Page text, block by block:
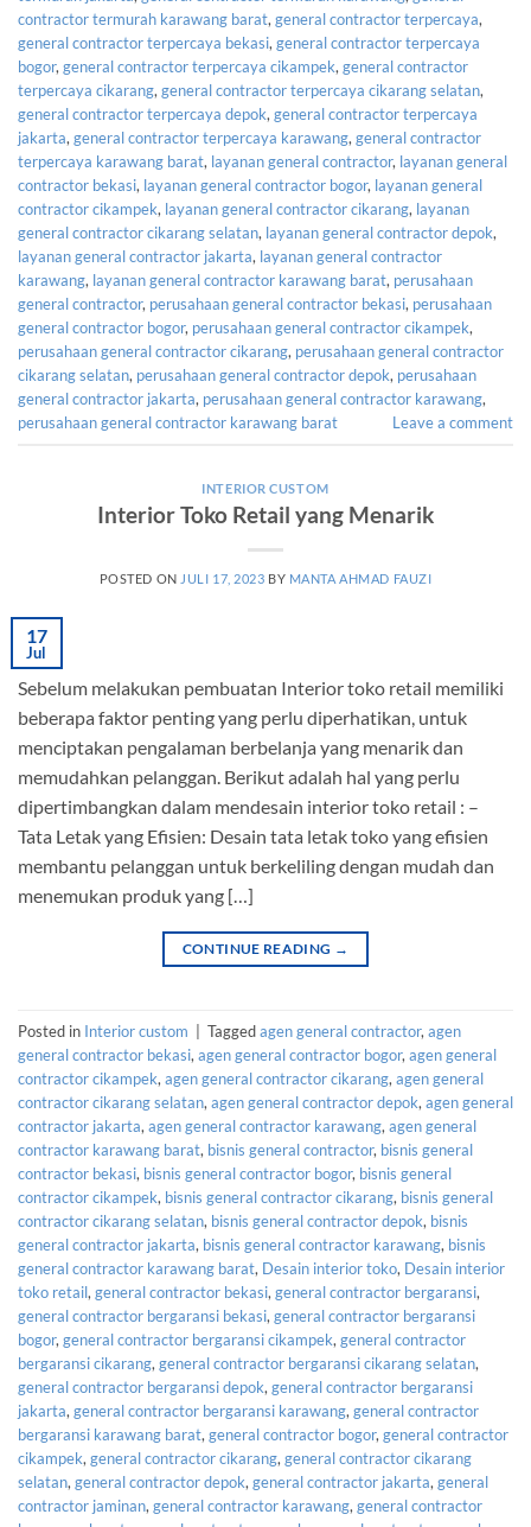
contractor termurah karawang barat, general contractor terpercaya,
general contractor terpercaya bekasi, general contractor terpercaya
bogor, general contractor terpercaya cikampek, general contractor
terpercaya cikarang, general contractor terpercaya cikarang selatan,
general contractor terpercaya depok, general contractor terpercaya
jakarta, general contractor terpercaya karawang, general contractor
terpercaya karawang barat, layanan general contractor, layanan general
contractor bekasi, layanan general contractor bogor, layanan general
contractor cikampek, layanan general contractor cikarang, layanan
general contractor cikarang selatan, layanan general contractor depok,
layanan general contractor jakarta, layanan general contractor
karawang, layanan general contractor karawang barat, perusahaan
general contractor, perusahaan general contractor bekasi, perusahaan
general contractor bogor, perusahaan general contractor cikampek,
perusahaan general contractor cikarang, perusahaan general contractor
cikarang selatan, perusahaan general contractor depok, perusahaan
general contractor jakarta, perusahaan general contractor karawang,
perusahaan general contractor karawang barat
Leave a comment
INTERIOR CUSTOM
Interior Toko Retail yang Menarik
POSTED ON JULI 17, 2023 BY MANTA AHMAD FAUZI
17
Jul
Sebelum melakukan pembuatan Interior toko retail memiliki
beberapa faktor penting yang perlu diperhatikan, untuk
menciptakan pengalaman berbelanja yang menarik dan
memudahkan pelanggan. Berikut adalah hal yang perlu
dipertimbangkan dalam mendesain interior toko retail : –
Tata Letak yang Efisien: Desain tata letak toko yang efisien
membantu pelanggan untuk berkeliling dengan mudah dan
menemukan produk yang […]
CONTINUE READING →
Posted in Interior custom Taggedagen general contractor, agen
general contractor bekasi, agen general contractor bogor, agen general
contractor cikampek, agen general contractor cikarang, agen general
contractor cikarang selatan, agen general contractor depok, agen general
contractor jakarta, agen general contractor karawang, agen general
contractor karawang barat, bisnis general contractor, bisnis general
contractor bekasi, bisnis general contractor bogor, bisnis general
contractor cikampek, bisnis general contractor cikarang, bisnis general
contractor cikarang selatan, bisnis general contractor depok, bisnis
general contractor jakarta, bisnis general contractor karawang, bisnis
general contractor karawang barat, Desain interior toko, Desain interior
toko retail, general contractor bekasi, general contractor bergaransi,
general contractor bergaransi bekasi, general contractor bergaransi
bogor, general contractor bergaransi cikampek, general contractor
bergaransi cikarang, general contractor bergaransi cikarang selatan,
general contractor bergaransi depok, general contractor bergaransi
jakarta, general contractor bergaransi karawang, general contractor
bergaransi karawang barat, general contractor bogor, general contractor
cikampek, general contractor cikarang, general contractor cikarang
selatan, general contractor depok, general contractor jakarta, general
contractor jaminan, general contractor karawang, general contractor